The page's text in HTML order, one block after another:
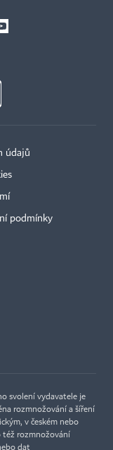
údajů
podmínky
svolení vydavatele je
rozmnožování a šíření
v českém nebo
též rozmnožování
dat